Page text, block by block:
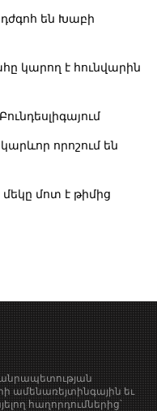
են Խաբի
կարող է հունվարին
որոշում են
մոտ է թիմից
ամենառեյտինգային եւ
հաղորդումներից՝